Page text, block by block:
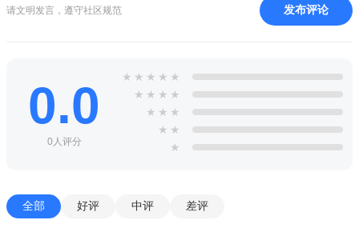
请文明发言，遵守社区规范 发布评论
0.0
0人评分
★ ★ ★ ★ ★
★ ★ ★ ★
★ ★ ★
★ ★
★
全部 好评 中评 差评